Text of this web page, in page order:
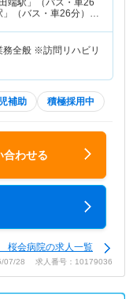
端駅」（バス・車26
（バス・車26分）
務全般 ※訪問リハビリ
補助 積極採用中
合わせる
桜会病院の求人一覧
07/28 求人番号：10179036